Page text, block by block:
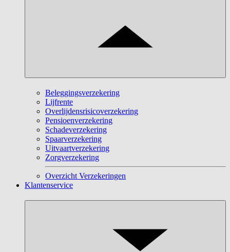
Beleggingsverzekering
Lijfrente
Overlijdensrisicoverzekering
Pensioenverzekering
Schadeverzekering
Spaarverzekering
Uitvaartverzekering
Zorgverzekering
Overzicht Verzekeringen
Klantenservice